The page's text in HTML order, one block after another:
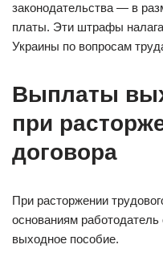
законодательства — в
платы. Эти штрафы
Украины по вопросам
Выплаты
при
договора
При расторжении
основаниям
выходное пособие.